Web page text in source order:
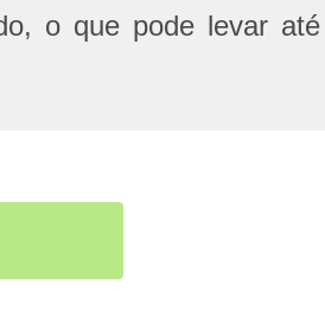
o que pode levar até